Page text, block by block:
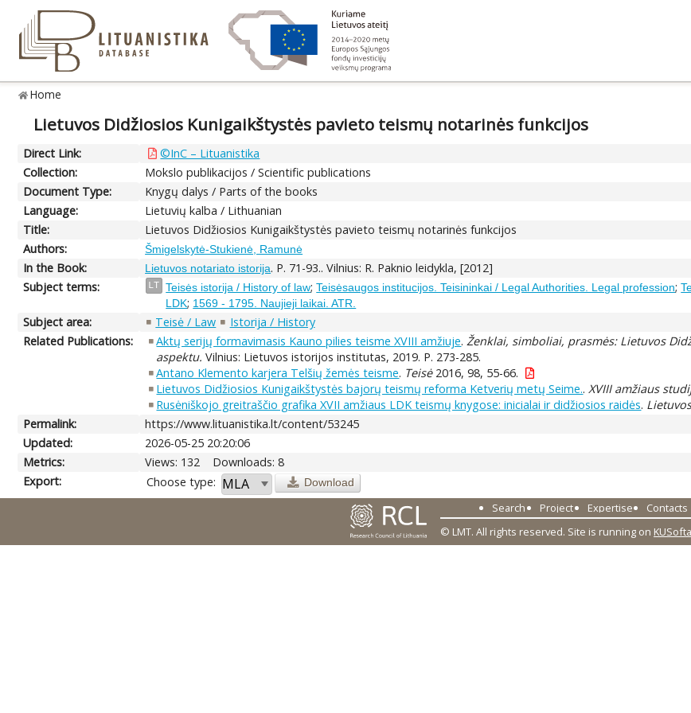
Home
Lietuvos Didžiosios Kunigaikštystės pavieto teismų notarinės funkcijos
Direct Link:
©InC – Lituanistika
Collection:
Mokslo publikacijos / Scientific publications
Document Type:
Knygų dalys / Parts of the books
Language:
Lietuvių kalba / Lithuanian
Title:
Lietuvos Didžiosios Kunigaikštystės pavieto teismų notarinės funkcijos
Authors:
Šmigelskytė-Stukienė, Ramunė
In the Book: Lietuvos notariato istorija. P. 71-93.. Vilnius: R. Paknio leidykla, [2012]
Subject terms:
LT Teisės istorija / History of law;Teisėsaugos institucijos. Teisininkai / Legal Authorities. Legal profession;
LDK; 1569 - 1795. Naujieji laikai. ATR.
Subject area: Teisė / Law
Istorija / History
Related Publications:
Aktų serijų formavimasis Kauno pilies teisme XVIII amžiuje. Ženklai, simboliai, prasmės: Lietuvos
aspektu. Vilnius: Lietuvos istorijos institutas, 2019. P. 273-285.
Antano Klemento karjera Telšių žemės teisme. Teisė2016, 98, 55-66.
Lietuvos Didžiosios Kunigaikštystės bajorų teismų reforma Ketverių metų Seime.. XVIII amžiaus
Rusėniškojo greitraščio grafika XVII amžiaus LDK teismų knygose: inicialai ir didžiosios raidės.
Permalink:
https://www.lituanistika.lt/content/53245
Updated:
2026-05-25 20:20:06
Metrics:
Views: 132
Downloads: 8
Export:
Choose type: Download
Search Project Expertise
Contacts
© LMT. All rights reserved. Site is running on